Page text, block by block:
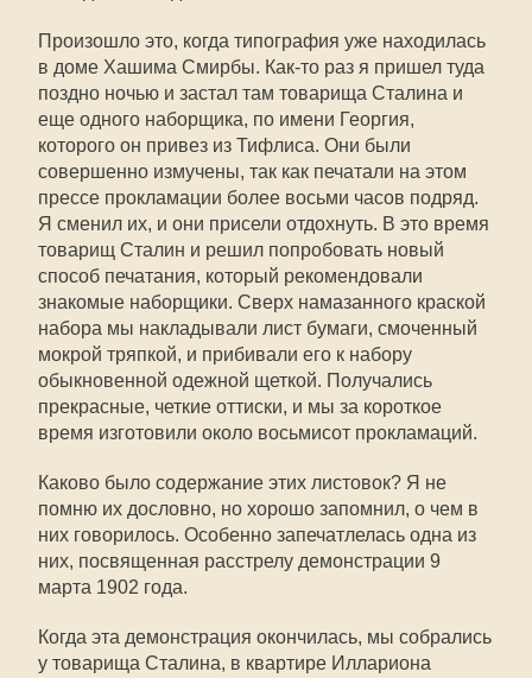
Произошло это, когда типография уже находилась
в доме Хашима Смирбы. Как-то раз я пришел туда
поздно ночью и застал там товарища Сталина и
еще одного наборщика, по имени Георгия,
которого он привез из Тифлиса. Они были
совершенно измучены, так как печатали на этом
прессе прокламации более восьми часов подряд.
Я сменил их, и они присели отдохнуть. В это время
товарищ Сталин и решил попробовать новый
способ печатания, который рекомендовали
знакомые наборщики. Сверх намазанного краской
набора мы накладывали лист бумаги, смоченный
мокрой тряпкой, и прибивали его к набору
обыкновенной одежной щеткой. Получались
прекрасные, четкие оттиски, и мы за короткое
время изготовили около восьмисот прокламаций.
Каково было содержание этих листовок? Я не
помню их дословно, но хорошо запомнил, о чем в
них говорилось. Особенно запечатлелась одна из
них, посвященная расстрелу демонстрации 9
марта 1902 года.
Когда эта демонстрация окончилась, мы собрались
у товарища Сталина, в квартире Иллариона